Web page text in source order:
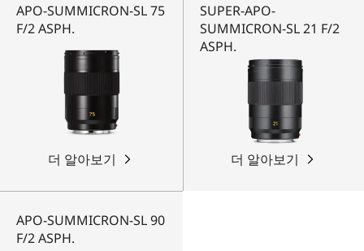
APO-SUMMICRON-SL 75
F/2 ASPH.
더 알아보기
SUPER-APO-
SUMMICRON-SL 21 F/2
ASPH.
더 알아보기
APO-SUMMICRON-SL 90
F/2 ASPH.